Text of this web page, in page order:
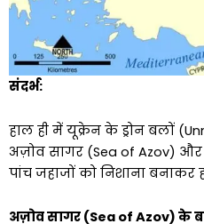
संदर्भ:
हाल ही में यूक्रेन के ड्रोन बलों
अज़ोव सागर (Sea of Azov) और
पांच जहाजों को निशाना बनाकर
अज़ोव सागर (Sea of Azov) के